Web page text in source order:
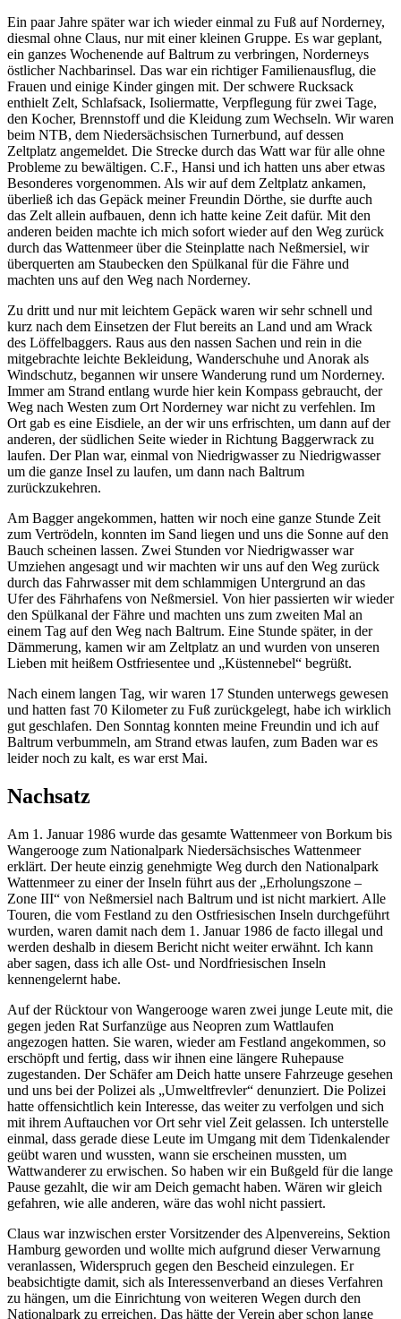
Ein paar Jahre später war ich wieder einmal zu Fuß auf Norderney,
diesmal ohne Claus, nur mit einer kleinen Gruppe. Es war geplant,
ein ganzes Wochenende auf Baltrum zu verbringen, Norderneys
östlicher Nachbarinsel. Das war ein richtiger Familienausflug, die
Frauen und einige Kinder gingen mit. Der schwere Rucksack
enthielt Zelt, Schlafsack, Isoliermatte, Verpflegung für zwei Tage,
den Kocher, Brennstoff und die Kleidung zum Wechseln. Wir waren
beim NTB, dem Niedersächsischen Turnerbund, auf dessen
Zeltplatz angemeldet. Die Strecke durch das Watt war für alle ohne
Probleme zu bewältigen. C.F., Hansi und ich hatten uns aber etwas
Besonderes vorgenommen. Als wir auf dem Zeltplatz ankamen,
überließ ich das Gepäck meiner Freundin Dörthe, sie durfte auch
das Zelt allein aufbauen, denn ich hatte keine Zeit dafür. Mit den
anderen beiden machte ich mich sofort wieder auf den Weg zurück
durch das Wattenmeer über die Steinplatte nach Neßmersiel, wir
überquerten am Staubecken den Spülkanal für die Fähre und
machten uns auf den Weg nach Norderney.
Zu dritt und nur mit leichtem Gepäck waren wir sehr schnell und
kurz nach dem Einsetzen der Flut bereits an Land und am Wrack
des Löffelbaggers. Raus aus den nassen Sachen und rein in die
mitgebrachte leichte Bekleidung, Wanderschuhe und Anorak als
Windschutz, begannen wir unsere Wanderung rund um Norderney.
Immer am Strand entlang wurde hier kein Kompass gebraucht, der
Weg nach Westen zum Ort Norderney war nicht zu verfehlen. Im
Ort gab es eine Eisdiele, an der wir uns erfrischten, um dann auf der
anderen, der südlichen Seite wieder in Richtung Baggerwrack zu
laufen. Der Plan war, einmal von Niedrigwasser zu Niedrigwasser
um die ganze Insel zu laufen, um dann nach Baltrum
zurückzukehren.
Am Bagger angekommen, hatten wir noch eine ganze Stunde Zeit
zum Vertrödeln, konnten im Sand liegen und uns die Sonne auf den
Bauch scheinen lassen. Zwei Stunden vor Niedrigwasser war
Umziehen angesagt und wir machten wir uns auf den Weg zurück
durch das Fahrwasser mit dem schlammigen Untergrund an das
Ufer des Fährhafens von Neßmersiel. Von hier passierten wir wieder
den Spülkanal der Fähre und machten uns zum zweiten Mal an
einem Tag auf den Weg nach Baltrum. Eine Stunde später, in der
Dämmerung, kamen wir am Zeltplatz an und wurden von unseren
Lieben mit heißem Ostfriesentee und
Küstennebel
begrüßt.
Nach einem langen Tag, wir waren 17 Stunden unterwegs gewesen
und hatten fast 70 Kilometer zu Fuß zurückgelegt, habe ich wirklich
gut geschlafen. Den Sonntag konnten meine Freundin und ich auf
Baltrum verbummeln, am Strand etwas laufen, zum Baden war es
leider noch zu kalt, es war erst Mai.
Nachsatz
Am 1. Januar 1986 wurde das gesamte Wattenmeer von Borkum bis
Wangerooge zum Nationalpark Niedersächsisches Wattenmeer
erklärt. Der heute einzig genehmigte Weg durch den Nationalpark
Wattenmeer zu einer der Inseln führt aus der Erholungszone –
Zone III
von Neßmersiel nach Baltrum und ist nicht markiert. Alle
Touren, die vom Festland zu den Ostfriesischen Inseln durchgeführt
wurden, waren damit nach dem 1. Januar 1986 de facto illegal und
werden deshalb in diesem Bericht nicht weiter erwähnt. Ich kann
aber sagen, dass ich alle Ost- und Nordfriesischen Inseln
kennengelernt habe.
Auf der Rücktour von Wangerooge waren zwei junge Leute mit, die
gegen jeden Rat Surfanzüge aus Neopren zum Wattlaufen
angezogen hatten. Sie waren, wieder am Festland angekommen, so
erschöpft und fertig, dass wir ihnen eine längere Ruhepause
zugestanden. Der Schäfer am Deich hatte unsere Fahrzeuge gesehen
und uns bei der Polizei als
Umweltfrevler
denunziert. Die Polizei
hatte offensichtlich kein Interesse, das weiter zu verfolgen und sich
mit ihrem Auftauchen vor Ort sehr viel Zeit gelassen. Ich unterstelle
einmal, dass gerade diese Leute im Umgang mit dem Tidenkalender
geübt waren und wussten, wann sie erscheinen mussten, um
Wattwanderer zu erwischen. So haben wir ein Bußgeld für die lange
Pause gezahlt, die wir am Deich gemacht haben. Wären wir gleich
gefahren, wie alle anderen, wäre das wohl nicht passiert.
Claus war inzwischen erster Vorsitzender des Alpenvereins, Sektion
Hamburg geworden und wollte mich aufgrund dieser Verwarnung
veranlassen, Widerspruch gegen den Bescheid einzulegen. Er
beabsichtigte damit, sich als Interessenverband an dieses Verfahren
zu hängen, um die Einrichtung von weiteren Wegen durch den
Nationalpark zu erreichen. Das hätte der Verein aber schon lange